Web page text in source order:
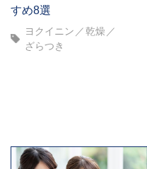
すめ8選
ヨクイニン
乾燥
ざらつき